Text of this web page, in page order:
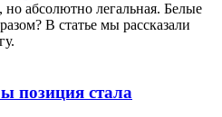
абсолютно легальная. Белые
В статье мы рассказали
позиция стала